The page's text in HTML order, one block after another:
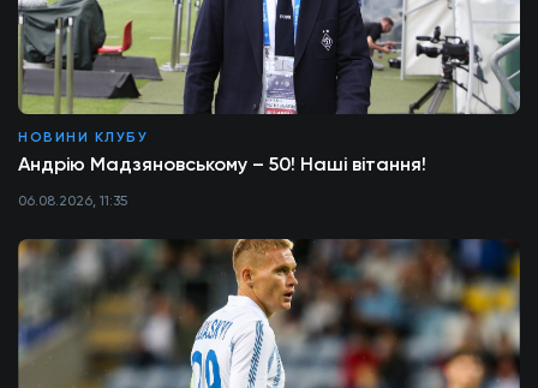
НОВИНИ КЛУБУ
Андрію Мадзяновському – 50! Наші вітання!
06.08.2026, 11:35